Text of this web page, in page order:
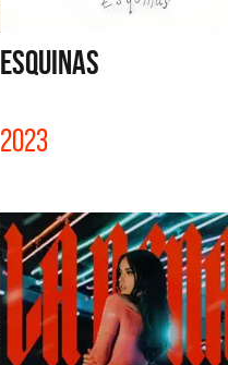
ESQUINAS
2023